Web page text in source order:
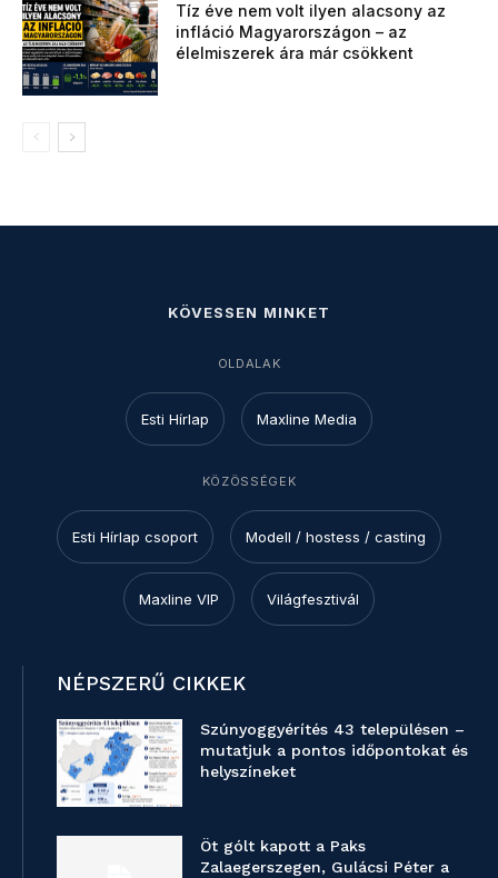
Tíz éve nem volt ilyen alacsony az
infláció Magyarországon – az
élelmiszerek ára már csökkent
KÖVESSEN MINKET
OLDALAK
Esti Hírlap Maxline Media
KÖZÖSSÉGEK
Esti Hírlap csoport Modell / hostess / casting
Maxline VIP Világfesztivál
NÉPSZERŰ CIKKEK
Szúnyoggyérítés 43 településen –
mutatjuk a pontos időpontokat és
helyszíneket
Öt gólt kapott a Paks
Zalaegerszegen, Gulácsi Péter a